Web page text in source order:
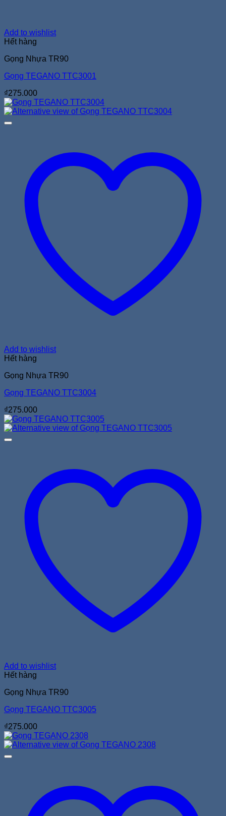
Add to wishlist
Hết hàng
Gọng Nhựa TR90
Gọng TEGANO TTC3001
₫275.000
Add to wishlist
Hết hàng
Gọng Nhựa TR90
Gọng TEGANO TTC3004
₫275.000
Add to wishlist
Hết hàng
Gọng Nhựa TR90
Gọng TEGANO TTC3005
₫275.000